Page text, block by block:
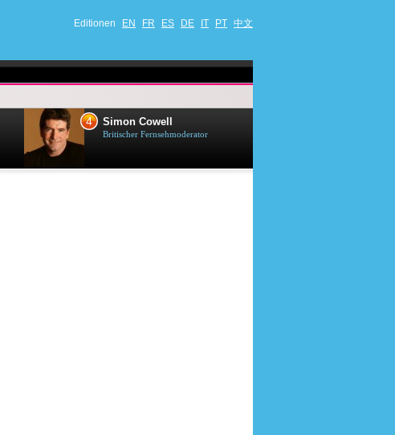
Editionen EN FR ES DE IT PT 中文
4 Simon Cowell
Britischer Fernsehmoderator